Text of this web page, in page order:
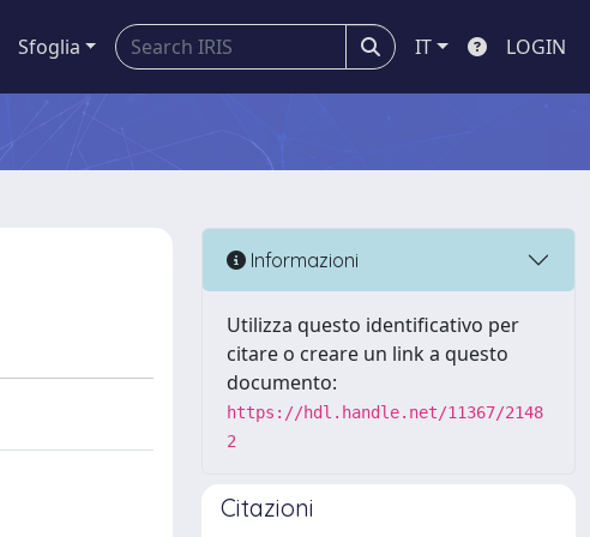
Sfoglia IT LOGIN
Informazioni
Utilizza questo identificativo per
citare o creare un link a questo
documento:
https://hdl.handle.net/11367/2148
2
Citazioni